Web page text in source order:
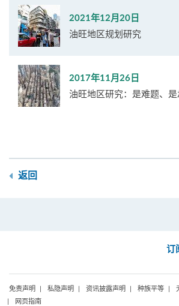
2021年12月20日
油旺地区规划研究
2017年11月26日
油旺地区研究：是难题、
返回
订
免责声明 私隐声明 资讯披露声明 种族平等
网页指南